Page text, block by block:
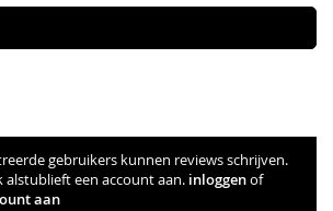
gebruikers kunnen reviews schrijven.
alstublieft een account aan. inloggenof
aan